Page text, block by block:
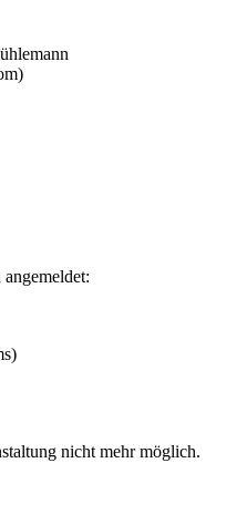
)
nicht mehr möglich.